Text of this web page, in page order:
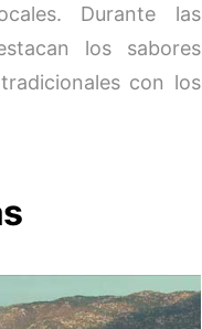
Durante las
los sabores
con los